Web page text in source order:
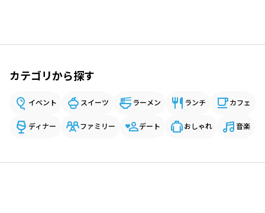
カテゴリから探す
イベント スイーツ ラーメン ランチ カフェ
ディナー ファミリー デート おしゃれ 音楽